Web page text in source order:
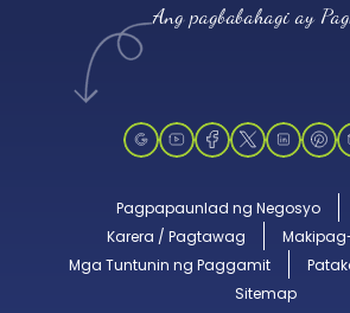
Ang pagbabahagi ay
Pagpapaunlad ng Negosyo
Karera / Pagtawag
Mga Tuntunin ng Paggamit
Sitemap